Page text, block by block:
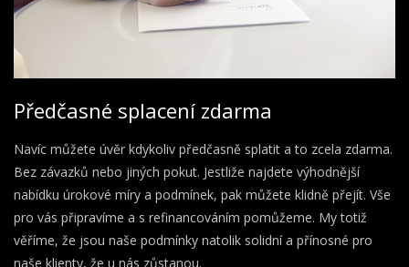
Předčasné splacení zdarma
Navíc můžete úvěr kdykoliv předčasně splatit a to zcela zdarma.
Bez závazků nebo jiných pokut. Jestliže najdete výhodnější
nabídku úrokové míry a podmínek, pak můžete klidně přejít. Vše
pro vás připravíme a s refinancováním pomůžeme. My totiž
věříme, že jsou naše podmínky natolik solidní a přínosné pro
naše klienty, že u nás zůstanou.